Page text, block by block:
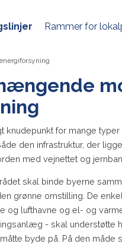
Rammer for
knudepunkt for mange
den infrastruktur, der
med vejnettet og
skal binde byerne
grønne omstilling. De
og lufthavne og el- og
- skal understøtte
byde på. På den